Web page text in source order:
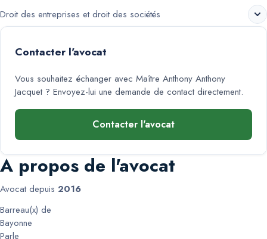
Droit des entreprises et droit des sociétés
Contacter l'avocat
Vous souhaitez échanger avec Maître Anthony Anthony
Jacquet? Envoyez-lui une demande de contact directement.
Contacter l'avocat
A propos de l'avocat
Avocat depuis 2016
Barreau(x) de
Bayonne
Parle